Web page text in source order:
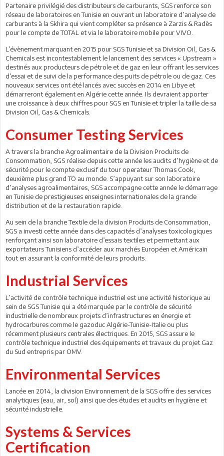
Partenaire privilégié des distributeurs de carburants, SGS renforce son
réseau de laboratoires en Tunisie en ouvrant un laboratoire d’analyse de
carburants à la Skhira qui vient compléter sa présence à Zarzis & Radès
pour le compte de TOTAL et via le laboratoire mobile pour VIVO.
L’évènement marquant en 2015 pour SGS Tunisie et sa Division Oil, Gas &
Chemicals est incontestablement le lancement des services « Upstream »
destinés aux producteurs de pétrole et de gaz en leur offrant les services
d’essai et de suivi de la performance des puits de pétrole ou de gaz. Ces
nouveaux services ont été lancés avec succès en 2014 en Libye et
démarreront également en Algérie cette année. Ils devraient apporter
une croissance à deux chiffres pour SGS en Tunisie et tripler la taille de sa
Division Oil, Gas & Chemicals.
Consumer Testing Services
A travers la branche Agroalimentaire de la Division Produits de
Consommation, SGS réalise depuis cette année les audits d’hygiène et de
sécurité pour le compte exclusif du tour operateur Thomas Cook,
deuxième plus grand TO au monde. S’appuyant sur son laboratoire
d’analyses agroalimentaires, SGS accompagne cette année le démarrage
en Tunisie de prestigieuses enseignes internationales de la grande
distribution et de la restauration rapide.
Au sein de la branche Textile de la division Produits de Consommation,
SGS a investi cette année dans des capacités d’analyses toxicologiques
renforçant ainsi son laboratoire d’essais textiles et permettant aux
exportateurs Tunisiens d’accéder aux marchés Européen et Américain
tout en assurant la conformité de leurs produits.
Industrial Services
L’activité de contrôle technique industriel est une activité historique au
sein de SGS Tunisie qui a été marquée par le contrôle de sécurité
industrielle de nombreux projets d’infrastructures en énergie et
hydrocarbures comme le gazoduc Algérie-Tunisie-Italie ou plus
récemment plusieurs centrales électriques. En 2015, SGS assure le
contrôle technique industriel des équipements et travaux du projet Gaz
du Sud entrepris par OMV.
Environmental Services
Lancée en 2014, la division Environnement de la SGS offre des services
analytiques (eau, air, sol) ainsi que des études et audits en hygiène et
sécurité industrielle.
Systems & Services
Certification